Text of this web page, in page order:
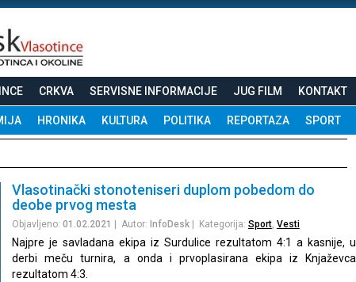
CRKVA SERVISNE INFORMACIJE JUG FILM KONTAKT
HRONIKA KULTURA POLITIKA REPORTAZA SPORT
Vlasotinački stonoteniseri duplom pobedom do
deobe prvog mesta
Objavljeno: 01.02.2021 | Autor: InfoDesk| Kategorija: Sport, Vesti
Najpre je savladana ekipa iz Surdulice rezultatom 4:1 a kasnije, u
derbi meču turnira, a onda i prvoplasirana ekipa iz Knjaževca
rezultatom 4:3.